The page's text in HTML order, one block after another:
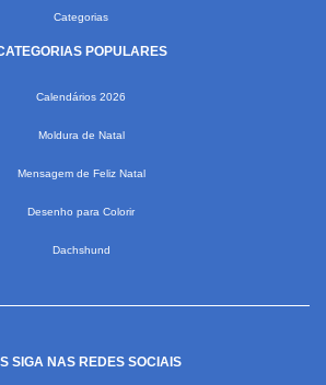
Categorias
POPULARES
Calendários 2026
Moldura de Natal
Mensagem de Feliz Natal
Desenho para Colorir
Dachshund
SIGA NAS REDES SOCIAIS